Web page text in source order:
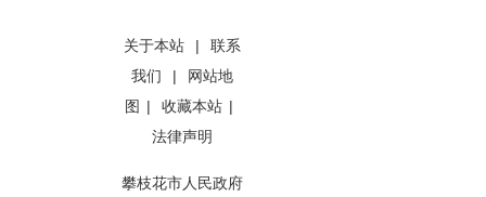
关于本站 |
联系
我们
|
网站地
图 | 收藏本站 |
法律声明
攀枝花市人民政府